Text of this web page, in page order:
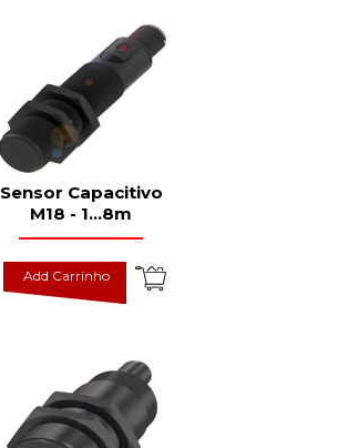
Sensor Capacitivo
M18 - 1...8m
Add Carrinho